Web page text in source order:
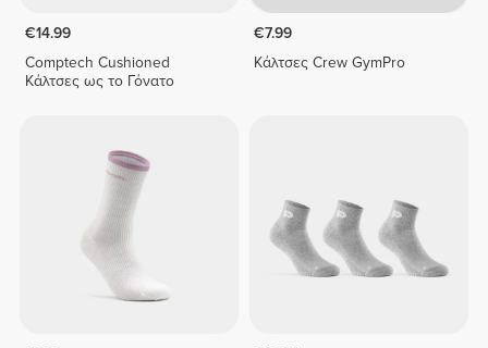
€14.99
Comptech Cushioned
Κάλτσες ως το Γόνατο
€7.99
Κάλτσες Crew GymPro